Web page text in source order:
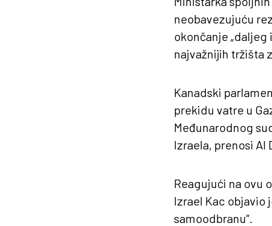
neobavezujuću
okončanje „daljeg
najvažnijih tržišta
Kanadski
prekidu vatre u
Međunarodnog
Izraela, prenosi Al
Reagujući na ovu
Izrael Kac objavio
samoodbranu“.